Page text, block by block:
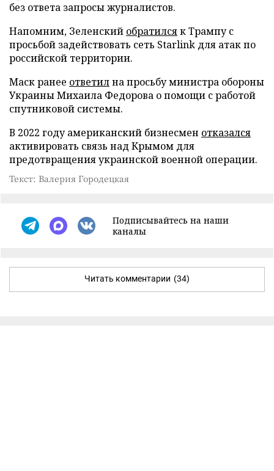
без ответа запросы журналистов.
Напомним, Зеленский обратилсяк Трампу с
просьбой задействовать сеть Starlink для атак по
российской территории.
Маск ранее ответилна просьбу министра обороны
Украины Михаила Федорова о помощи с работой
спутниковой системы.
В 2022 году американский бизнесмен отказался
активировать связь над Крымом для
предотвращения украинской военной операции.
Текст: Валерия Городецкая
Подписывайтесь на наши
каналы
Читать комментарии (34)